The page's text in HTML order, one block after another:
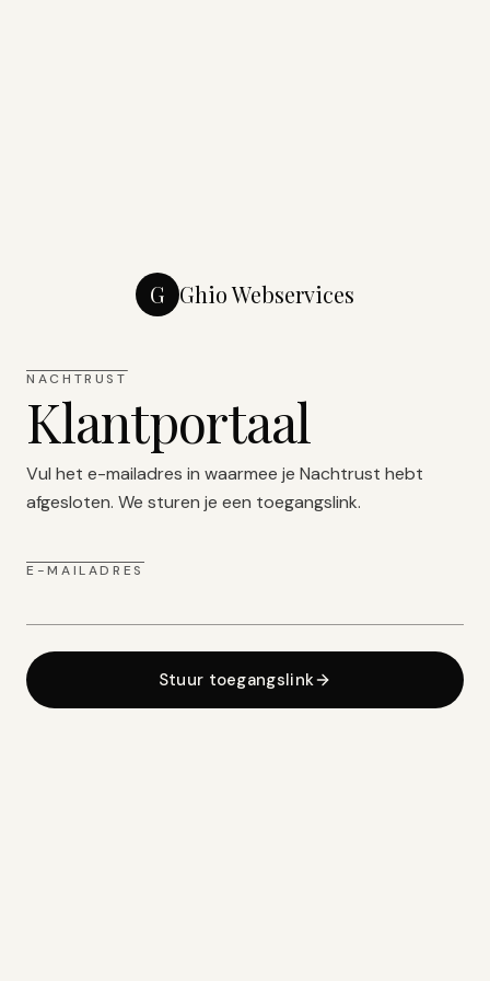
G Ghio Webservices
NACHTRUST
Klantportaal
Vul het e-mailadres in waarmee je Nachtrust hebt
afgesloten. We sturen je een toegangslink.
E-MAILADRES
Stuur toegangslink